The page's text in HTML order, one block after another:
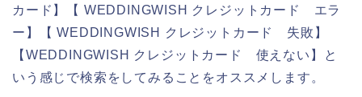
カード】【 WEDDINGWISH クレジットカード エラ
ー】【 WEDDINGWISH クレジットカード 失敗】
【WEDDINGWISH クレジットカード 使えない】と
いう感じで検索をしてみることをオススメします。